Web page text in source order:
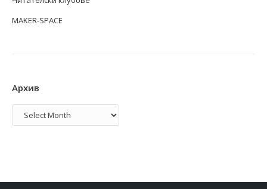
MAKER-SPACE
Архив
Архив